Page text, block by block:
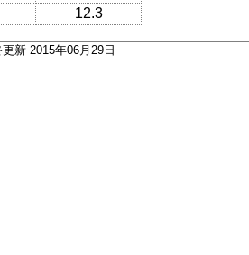
12.3
新 2015年06月29日